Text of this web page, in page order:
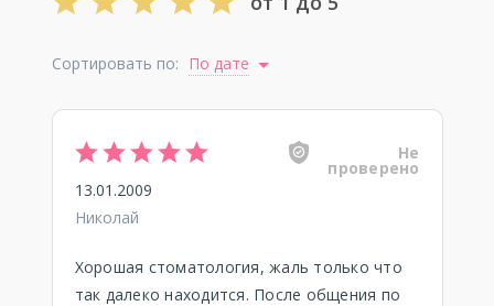
Сортировать по: По дате
Не
проверено
13.01.2009
Николай
Хорошая стоматология, жаль только что
так далеко находится. После общения по